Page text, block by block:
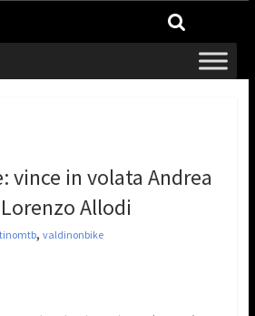
vince in volata Andrea
Allodi
, valdinonbike